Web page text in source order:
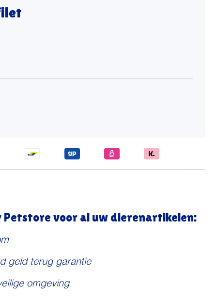
Petstore voor al uw dierenartikelen:
geld terug garantie
omgeving